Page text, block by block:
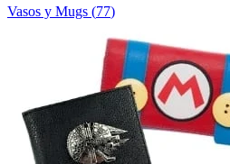
Vasos y Mugs (77)